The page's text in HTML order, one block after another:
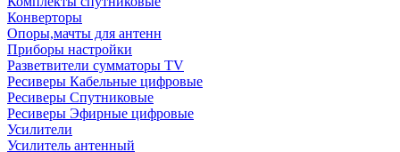
Конверторы
Опоры,мачты для антенн
Приборы настройки
Разветвители сумматоры TV
Ресиверы Кабельные цифровые
Ресиверы Спутниковые
Ресиверы Эфирные цифровые
Усилители
Усилитель антенный